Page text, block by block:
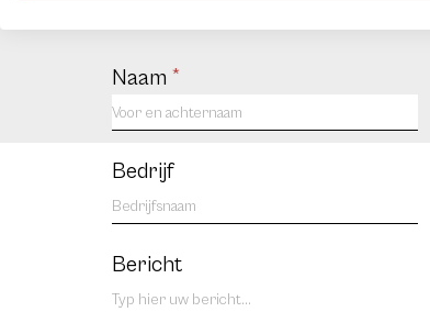
Contact
us
NL
Naam *
Bedrijf
Bericht